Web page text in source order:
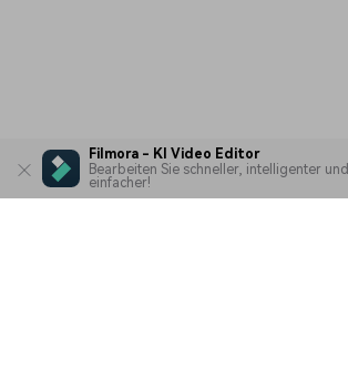
Filmora - KI Video Editor
Bearbeiten Sie schneller, intelligenter und
einfacher!